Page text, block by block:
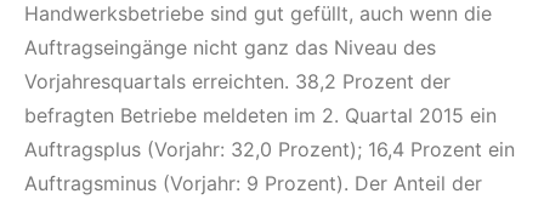
Handwerksbetriebe sind gut gefüllt, auch wenn die
Auftragseingänge nicht ganz das Niveau des
Vorjahresquartals erreichten. 38,2 Prozent der
befragten Betriebe meldeten im 2. Quartal 2015 ein
Auftragsplus (Vorjahr: 32,0 Prozent); 16,4 Prozent ein
Auftragsminus (Vorjahr: 9 Prozent). Der Anteil der